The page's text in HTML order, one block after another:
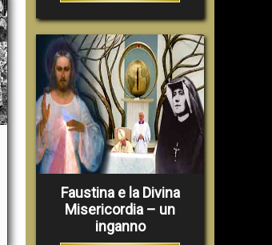
Faustina e la Divina
Misericordia – un
inganno